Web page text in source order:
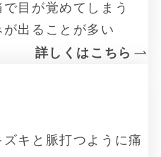
目が覚めてしまう
出ることが多い
詳しくはこちら
キと脈打つように痛